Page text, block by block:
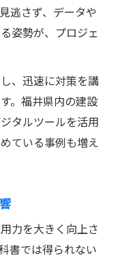
逃さず、データや
姿勢が、プロジェ
、迅速に対策を講
。福井県内の建設
タルツールを活用
ている事例も増え
力を大きく向上さ
書では得られない